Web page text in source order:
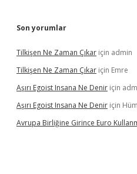
Son yorumlar
Tilkişen Ne Zaman Çıkar için admin
Tilkişen Ne Zaman Çıkar için Emre
Aşırı Egoist Insana Ne Denir için
Aşırı Egoist Insana Ne Denir için
Avrupa Birliğine Girince Euro